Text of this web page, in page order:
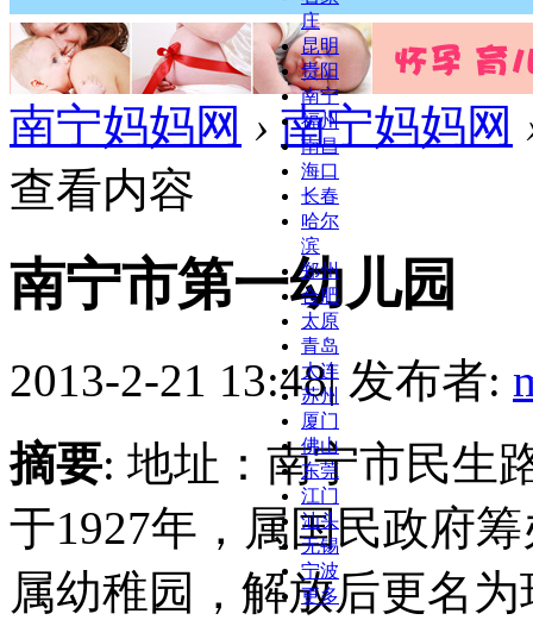
庄
昆明
贵阳
南宁
福州
南昌
海口
长春
哈尔
滨
郑州
合肥
太原
青岛
大连
苏州
厦门
佛山
东莞
江门
汕头
无锡
宁波
更多
南宁妈妈网 › 南宁妈妈网
查看内容
南宁市第一幼儿园
2013-2-21 13:48|发布者:
摘要: 地址：南宁市民生
于1927年，属国民政府
属幼稚园，解放后更名